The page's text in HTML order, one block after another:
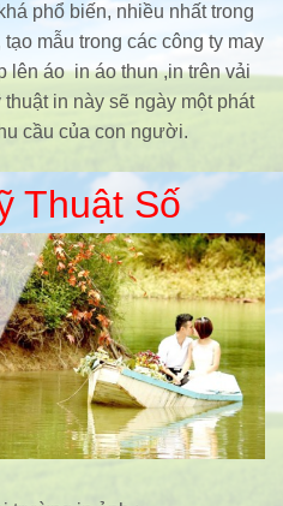
phổ biến, nhiều nhất trong
mẫu trong các công ty may
lên áo in áo thun ,in trên vải
in này sẽ ngày một phát
cầu của con người.
Thuật Số